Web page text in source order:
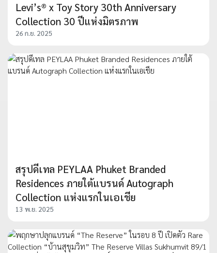
Levi’s® x Toy Story 30th Anniversary
Collection 30 ปีแห่งมิตรภาพ
26 ก.ย. 2025
สรุปดีเทล PEYLAA Phuket Branded
Residences ภายใต้แบรนด์ Autograph
Collection แห่งแรกในเอเชีย
13 พ.ย. 2025